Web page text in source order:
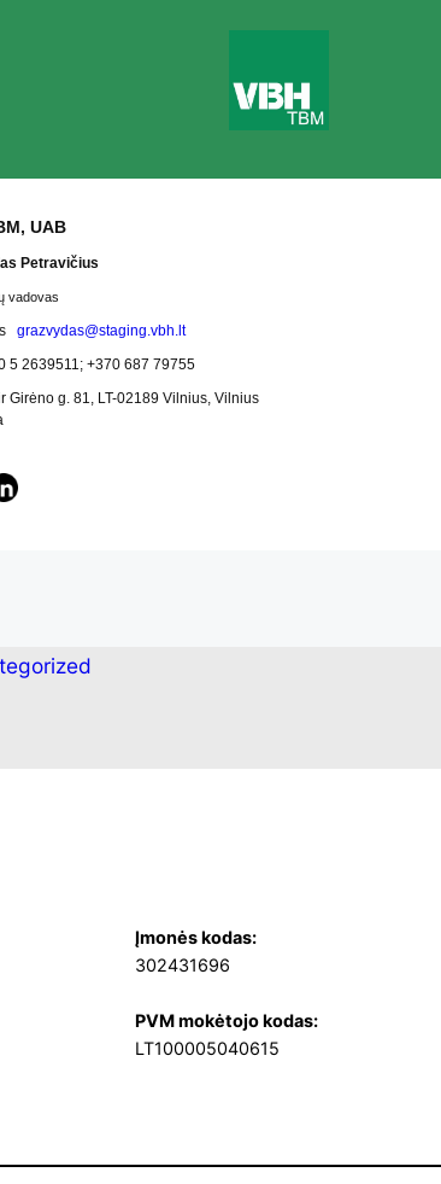
UAB
Petravičius
vadovas
grazvydas@staging.vbh.lt
5 2639511; +370 687 79755
Girėno g. 81, LT-02189 Vilnius, Vilnius
Įmonės kodas:
302431696
PVM mokėtojo kodas:
LT100005040615